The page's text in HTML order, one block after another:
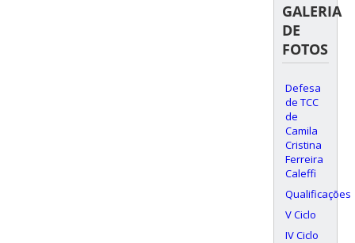
GALERIA
DE
FOTOS
Defesa
de TCC
de
Camila
Cristina
Ferreira
Caleffi
Qualificações
V Ciclo
IV Ciclo